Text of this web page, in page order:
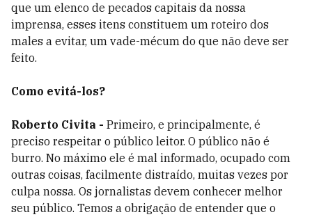
que um elenco de pecados capitais da nossa
imprensa, esses itens constituem um roteiro dos
males a evitar, um vade-mécum do que não deve ser
feito.
Como evitá-los?
Roberto Civita - Primeiro, e principalmente, é
preciso respeitar o público leitor. O público não é
burro. No máximo ele é mal informado, ocupado com
outras coisas, facilmente distraído, muitas vezes por
culpa nossa. Os jornalistas devem conhecer melhor
seu público. Temos a obrigação de entender que o